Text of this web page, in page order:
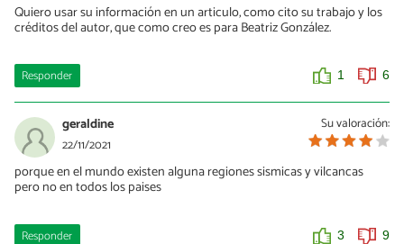
Quiero usar su información en un articulo, como cito su trabajo y los
créditos del autor, que como creo es para Beatriz González.
Responder 1 6
Su valoración:
geraldine
22/11/2021
porque en el mundo existen alguna regiones sismicas y vilcancas
pero no en todos los paises
Responder 3 9